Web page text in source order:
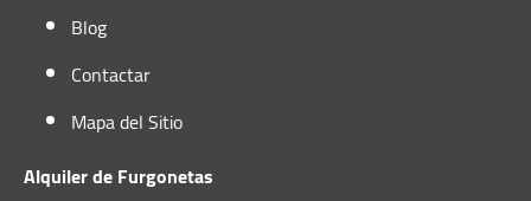
Blog
Contactar
Mapa del Sitio
Alquiler de Furgonetas